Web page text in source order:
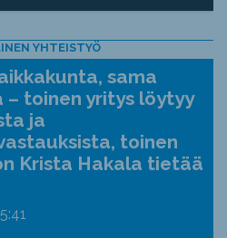
YHTEISTYÖ
sama
– toinen yritys löytyy
ja
toinen
Krista Hakala tietää